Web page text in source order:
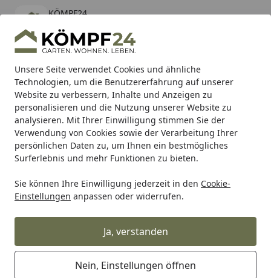
Unsere Seite verwendet Cookies und ähnliche
Technologien, um die Benutzererfahrung auf unserer
Website zu verbessern, Inhalte und Anzeigen zu
personalisieren und die Nutzung unserer Website zu
analysieren. Mit Ihrer Einwilligung stimmen Sie der
Verwendung von Cookies sowie der Verarbeitung Ihrer
persönlichen Daten zu, um Ihnen ein bestmögliches
Surferlebnis und mehr Funktionen zu bieten.
Sie können Ihre Einwilligung jederzeit in den Cookie-
Einstellungen anpassen oder widerrufen.
Ja, verstanden
Nein, Einstellungen öffnen
KÖMPF24
kostenlos - Im App Store
Hotline
Alle Produkte
Mein Konto
Suchen
Karibu Pools inkl. gratis Sandfilteranlage & Pool-
Starterset (Gesamtwert bis 468,99€)
Startseite
Zaun Sichtschutzzaun Bambus Sichtschutz
Zubehör für BambusBASIS
Hochbeet mit Sichtschutz Edelstahl
Ihre Artikelübersicht